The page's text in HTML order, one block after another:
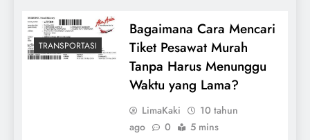
TRANSPORTASI
Bagaimana Cara Mencari
Tiket Pesawat Murah
Tanpa Harus Menunggu
Waktu yang Lama?
LimaKaki
10 tahun
ago
0 5 mins